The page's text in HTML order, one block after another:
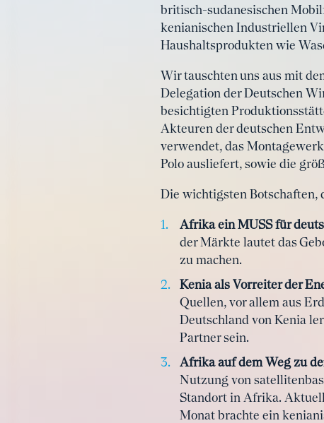
britisch-sudanesischen
kenianischen Industriellen
Haushaltsprodukten wie
Wir tauschten uns aus mit
Delegation der Deutschen
besichtigten
Akteuren der deutschen
verwendet, das
Polo ausliefert, sowie die
Die wichtigsten Botschaften,
Afrika ein MUSS für
der Märkte lautet das
zu machen.
Kenia als Vorreiter der
Quellen, vor allem aus
Deutschland von Kenia
Partner sein.
Afrika auf dem Weg zu
Nutzung von
Standort in Afrika.
Monat brachte ein